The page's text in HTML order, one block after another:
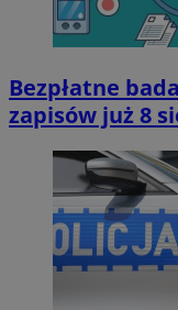
Bezpłatne
zapisów już 8